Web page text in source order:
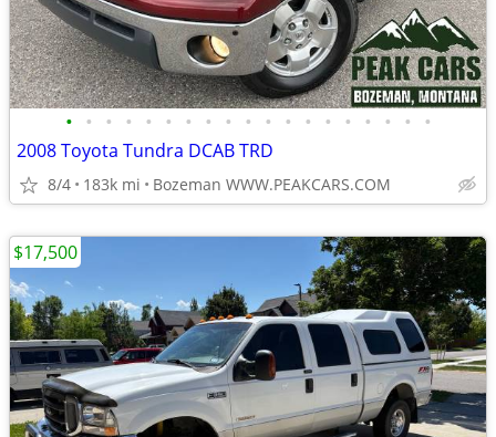
• • • • • • • • • • • • • • • • • • •
2008 Toyota Tundra DCAB TRD
8/4 183k mi Bozeman WWW.PEAKCARS.COM
$17,500